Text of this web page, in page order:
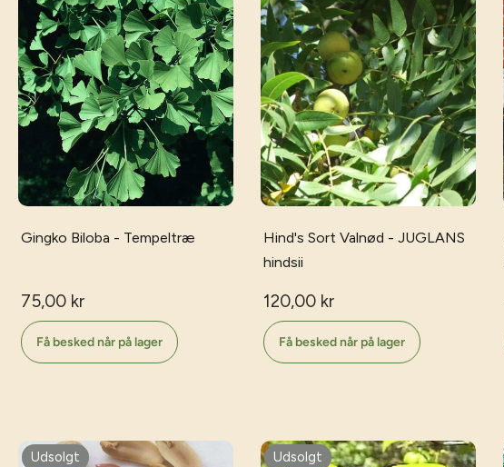
Gingko Biloba - Tempeltræ
75,00 kr
Få besked når på lager
Hind's Sort Valnød - JUGLANS
hindsii
120,00 kr
Få besked når på lager
Udsolgt Udsolgt